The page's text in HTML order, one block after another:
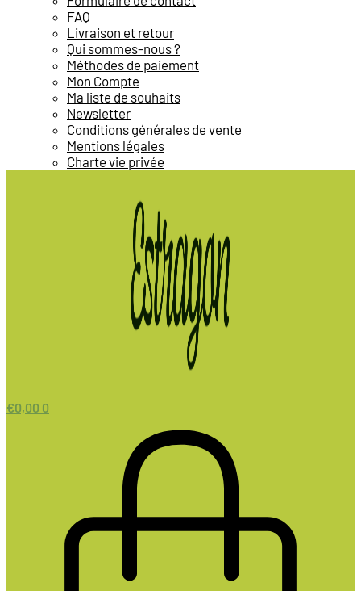
FAQ
Livraison et retour
Qui sommes-nous ?
Méthodes de paiement
Mon Compte
Ma liste de souhaits
Newsletter
Conditions générales de vente
Mentions légales
Charte vie privée
€0,00 0